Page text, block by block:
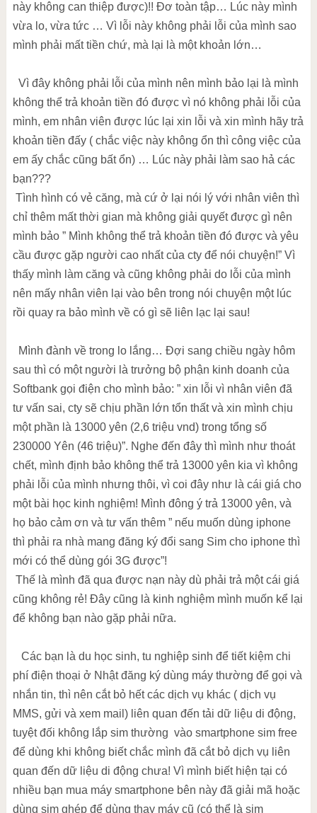
này không can thiệp được)!! Đơ toàn tập… Lúc này mình
vừa lo, vừa tức … Vì lỗi này không phải lỗi của mình sao
mình phải mất tiền chứ, mà lại là một khoản lớn…
Vì đây không phải lỗi của mình nên mình bảo lại là mình
không thể trả khoản tiền đó được vì nó không phải lỗi của
mình, em nhân viên được lúc lại xin lỗi và xin mình hãy trả
khoản tiền đấy ( chắc việc này không ổn thì công việc của
em ấy chắc cũng bất ổn) … Lúc này phải làm sao hả các
bạn???
Tình hình có vẻ căng, mà cứ ở lại nói lý với nhân viên thì
chỉ thêm mất thời gian mà không giải quyết được gì nên
mình bảo ” Mình không thể trả khoản tiền đó được và yêu
cầu được gặp người cao nhất của cty để nói chuyện!” Vì
thấy mình làm căng và cũng không phải do lỗi của mình
nên mấy nhân viên lại vào bên trong nói chuyện một lúc
rồi quay ra bảo mình về có gì sẽ liên lạc lại sau!
Mình đành về trong lo lắng… Đợi sang chiều ngày hôm
sau thì có một người là trưởng bộ phận kinh doanh của
Softbank gọi điện cho mình bảo: ” xin lỗi vì nhân viên đã
tư vấn sai, cty sẽ chịu phần lớn tổn thất và xin mình chịu
một phần là 13000 yên (2,6 triệu vnd) trong tổng số
230000 Yên (46 triệu)”. Nghe đến đây thì mình như thoát
chết, mình định bảo không thể trả 13000 yên kia vì không
phải lỗi của mình nhưng thôi, vì coi đây như là cái giá cho
một bài học kinh nghiệm! Mình đông ý trả 13000 yên, và
họ bảo cảm ơn và tư vấn thêm ” nếu muốn dùng iphone
thì phải ra nhà mang đăng ký đổi sang Sim cho iphone thì
mới có thể dùng gói 3G được”!
Thế là mình đã qua được nạn này dù phải trả một cái giá
cũng không rẻ! Đây cũng là kinh nghiệm mình muốn kể lại
để không bạn nào gặp phải nữa.
Các bạn là du học sinh, tu nghiệp sinh để tiết kiệm chi
phí điện thoại ở Nhật đăng ký dùng máy thường để gọi và
nhắn tin, thì nên cắt bỏ hết các dịch vụ khác ( dịch vụ
MMS, gửi và xem mail) liên quan đến tải dữ liệu di động,
tuyệt đối không lắp sim thường vào smartphone sim free
để dùng khi không biết chắc mình đã cắt bỏ dịch vụ liên
quan đến dữ liệu di động chưa! Vì mình biết hiện tại có
nhiều bạn mua máy smartphone bên này đã giải mã hoặc
dùng sim ghép để dùng thay máy cũ (có thể là sim